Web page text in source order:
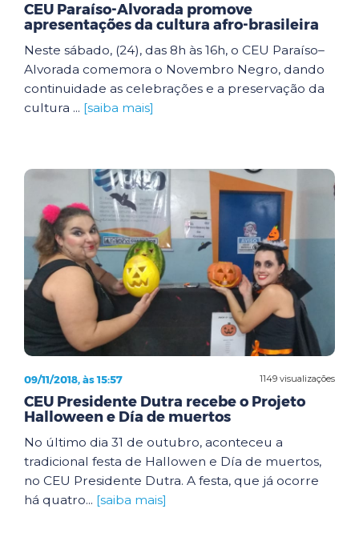
CEU Paraíso-Alvorada promove
apresentações da cultura afro-brasileira
Neste sábado, (24), das 8h às 16h, o CEU Paraíso–
Alvorada comemora o Novembro Negro, dando
continuidade as celebrações e a preservação da
cultura ... [saiba mais]
1149 visualizações
09/11/2018, às 15:57
CEU Presidente Dutra recebe o Projeto
Halloween e Día de muertos
No último dia 31 de outubro, aconteceu a
tradicional festa de Hallowen e Día de muertos,
no CEU Presidente Dutra. A festa, que já ocorre
há quatro... [saiba mais]